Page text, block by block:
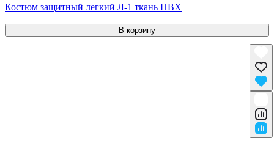
Костюм защитный легкий Л-1 ткань ПВХ
В корзину